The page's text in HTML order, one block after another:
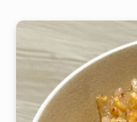
卵のおかず
鍋もの
お菓子
麺類